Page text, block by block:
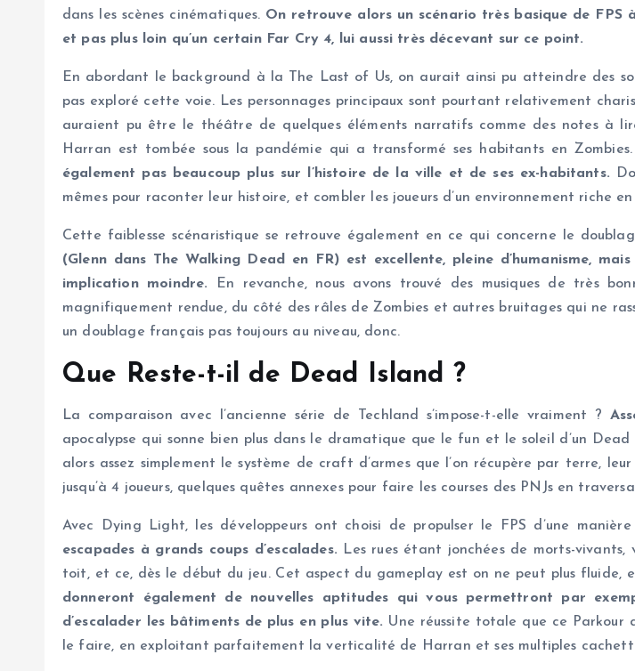
dans les scènes cinématiques. On retrouve alors un scénario très basique de FPS
et pas plus loin qu’un certain Far Cry 4, lui aussi très décevant sur ce point.
En abordant le background à la The Last of Us, on aurait ainsi pu atteindre des
pas exploré cette voie. Les personnages principaux sont pourtant relativement
auraient pu être le théâtre de quelques éléments narratifs comme des notes à
Harran est tombée sous la pandémie qui a transformé ses habitants en Zombies.
également pas beaucoup plus sur l’histoire de la ville et de ses ex-habitants.
mêmes pour raconter leur histoire, et combler les joueurs d’un environnement riche
Cette faiblesse scénaristique se retrouve également en ce qui concerne le
(Glenn dans The Walking Dead en FR) est excellente, pleine d’humanisme,
implication moindre. En revanche, nous avons trouvé des musiques de très
magnifiquement rendue, du côté des râles de Zombies et autres bruitages qui ne
un doublage français pas toujours au niveau, donc.
Que Reste-t-il de Dead Island ?
La comparaison avec l’ancienne série de Techland s’impose-t-elle vraiment ?
apocalypse qui sonne bien plus dans le dramatique que le fun et le soleil d’un
alors assez simplement le système de craft d’armes que l’on récupère par terre,
jusqu’à 4 joueurs, quelques quêtes annexes pour faire les courses des PNJs en
Avec Dying Light, les développeurs ont choisi de propulser le FPS d’une
escapades à grands coups d’escalades. Les rues étant jonchées de morts-
toit, et ce, dès le début du jeu. Cet aspect du gameplay est on ne peut plus fluide,
donneront également de nouvelles aptitudes qui vous permettront par
d’escalader les bâtiments de plus en plus vite. Une réussite totale que ce Parkour
le faire, en exploitant parfaitement la verticalité de Harran et ses multiples